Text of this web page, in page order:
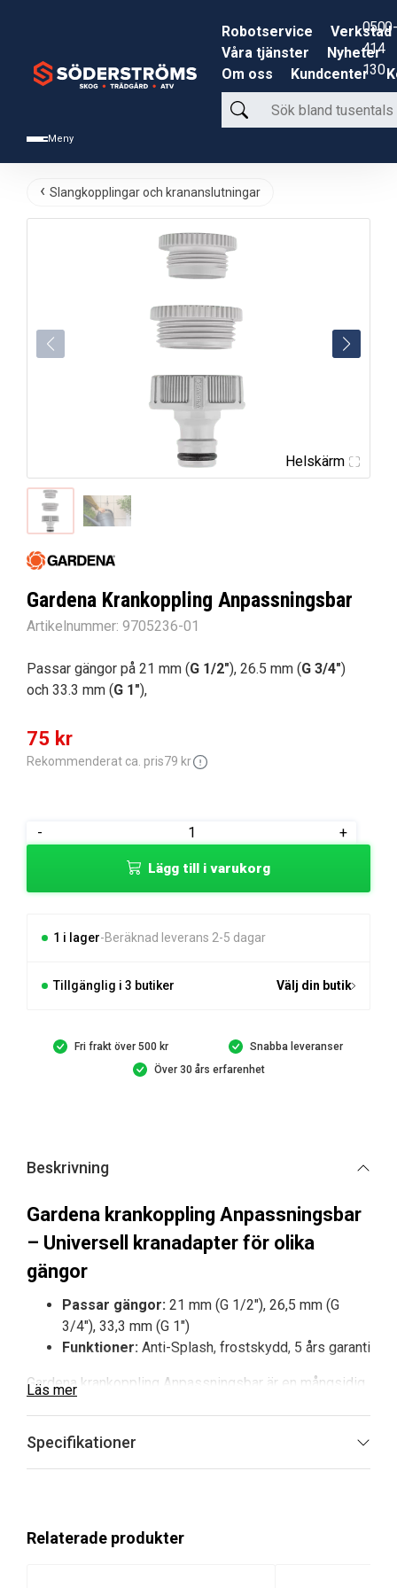
Meny
Robotservice
Verkstad
Våra tjänster
Nyheter
Om oss
Kundcenter
Sök
bland
produkter
0500-
414
130
Slangkopplingar och krananslutningar
Helskärm
Gardena Krankoppling Anpassningsbar
Artikelnummer: 9705236-01
Passar gängor på 21 mm (G 1/2″), 26.5 mm (G 3/4″)
och 33.3 mm (G 1″),
Det
ursprungliga
79 kr.
75 kr
Det
nuvarande
75 kr.
Rekommenderat ca. pris79 kr
-
Gardena
Anpassningsbar
mängd
+
Lägg till i varukorg
1 i lager Beräknad leverans 2-5 dagar
Tillgänglig i 3 butiker Välj din butik
Fri frakt över 500 kr
Snabba leveranser
Över 30 års erfarenhet
Beskrivning
Gardena krankoppling Anpassningsbar
– Universell kranadapter för olika
gängor
Passar gängor: 21 mm (G 1/2″), 26,5 mm (G
3/4″), 33,3 mm (G 1″)
Funktioner: Anti-Splash, frostskydd, 5 års garanti
Gardena krankoppling Anpassningsbar är en mångsidig
är kompatibel med tre standardgängor, vilket gör den
särskilt användbar för hushåll med flera olika
gör bevattningsmomentet både renare och bekvämare.
Läs mer
Specifikationer
Relaterade produkter